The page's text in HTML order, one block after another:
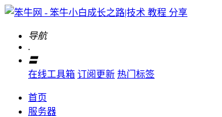
导航
.
〓
在线工具箱 订阅更新 热门标签
首页
服务器